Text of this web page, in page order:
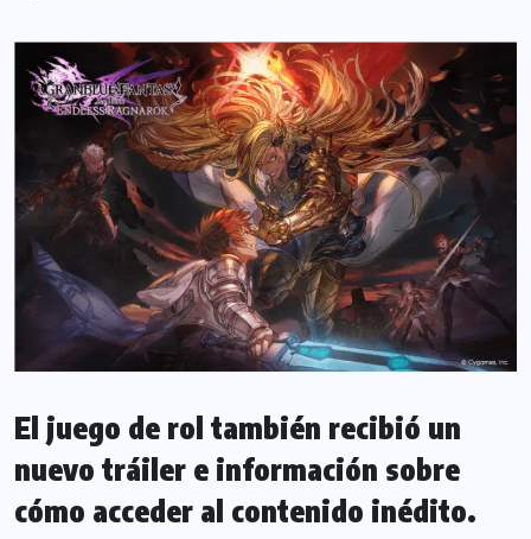
El juego de rol también recibió un
nuevo tráiler e información sobre
cómo acceder al contenido inédito.